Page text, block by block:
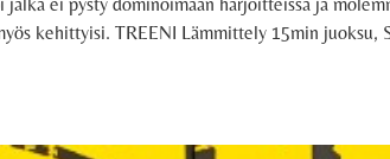
ei pysty dominoimaan harjoitteissa ja
kehittyisi. TREENI Lämmittely 15min juoksu,